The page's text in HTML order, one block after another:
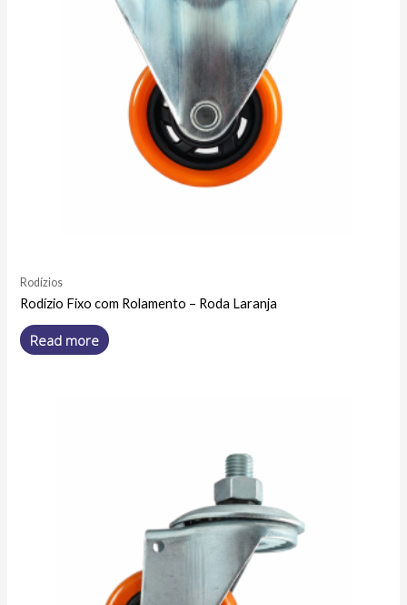
Rodízios
Rodízio Fixo com Rolamento – Roda Laranja
Read more